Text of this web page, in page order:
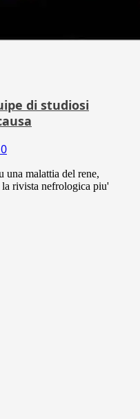
di studiosi
0
una malattia del rene,
rivista nefrologica piu'